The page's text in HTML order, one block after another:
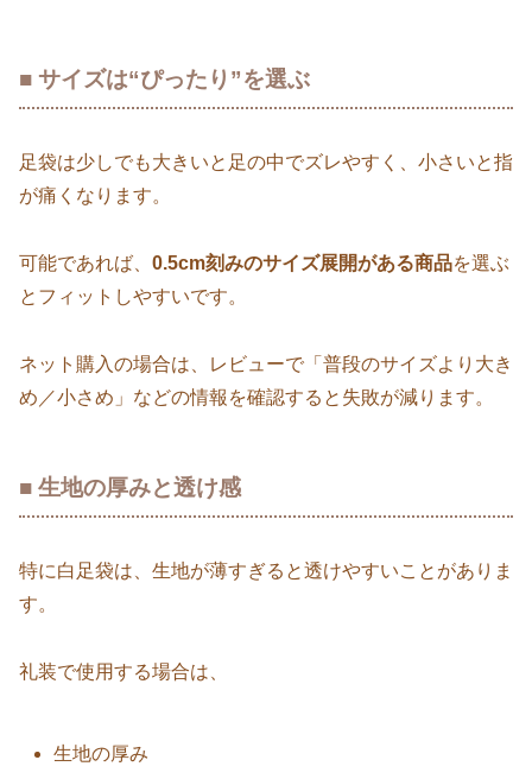
■ サイズは“ぴったり”を選ぶ
足袋は少しでも大きいと足の中でズレやすく、小さいと指
が痛くなります。
可能であれば、 0.5cm刻みのサイズ展開がある商品を選ぶ
とフィットしやすいです。
ネット購入の場合は、レビューで「普段のサイズより大き
め／小さめ」などの情報を確認すると失敗が減ります。
■ 生地の厚みと透け感
特に白足袋は、生地が薄すぎると透けやすいことがありま
す。
礼装で使用する場合は、
生地の厚み